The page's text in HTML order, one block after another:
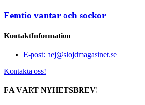
Femtio vantar och sockor
KontaktInformation
E-post: hej@slojdmagasinet.se
Kontakta oss!
FÅ VÅRT NYHETSBREV!